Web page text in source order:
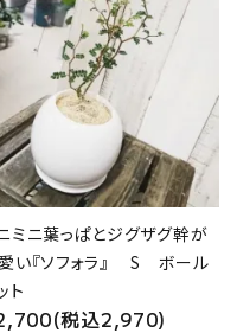
ミニ葉っぱとジグザグ幹が
い『ソフォラ』 S ボール
ト
税込2,970)